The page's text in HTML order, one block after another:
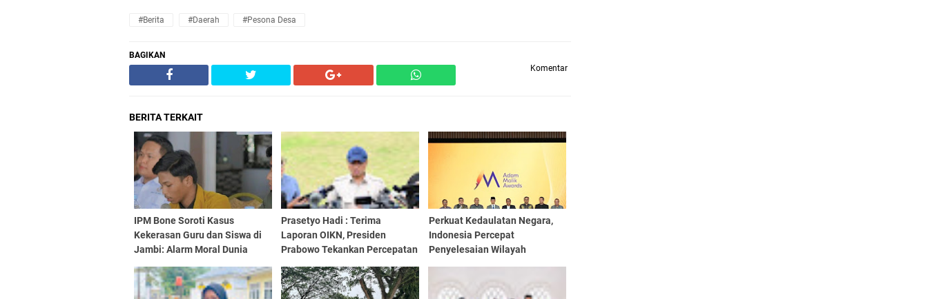
#Berita #Daerah #Pesona Desa
BAGIKAN
Komentar
BERITA TERKAIT
IPM Bone Soroti Kasus
Kekerasan Guru dan Siswa di
Jambi: Alarm Moral Dunia
Prasetyo Hadi : Terima
Laporan OIKN, Presiden
Prabowo Tekankan Percepatan
Perkuat Kedaulatan Negara,
Indonesia Percepat
Penyelesaian Wilayah